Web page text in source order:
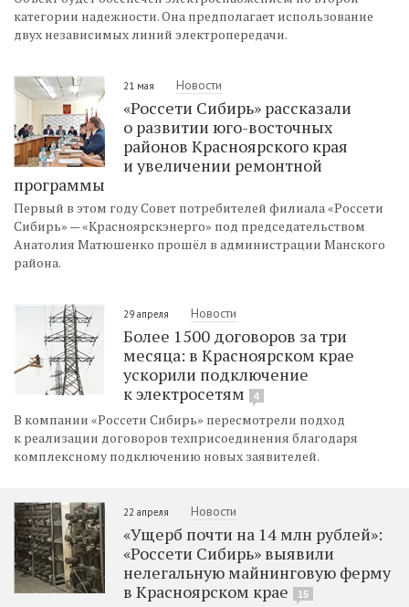
категории надежности. Она предполагает использование
двух независимых линий электропередачи.
21 мая Новости
«Россети Сибирь» рассказали
о развитии юго-восточных
районов Красноярского края
и увеличении ремонтной
программы
Первый в этом году Совет потребителей филиала «Россети
Сибирь» — «Красноярскэнерго» под председательством
Анатолия Матюшенко прошёл в администрации Манского
района.
29 апреля Новости
Более 1500 договоров за три
месяца: в Красноярском крае
ускорили подключение
к электросетям
4
В компании «Россети Сибирь» пересмотрели подход
к реализации договоров техприсоединения благодаря
комплексному подключению новых заявителей.
22 апреля Новости
«Ущерб почти на 14 млн рублей»:
«Россети Сибирь» выявили
нелегальную майнинговую ферму
в Красноярском крае
15